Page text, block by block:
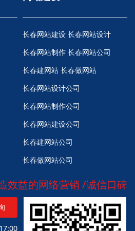
长春网站建设 长春网站设计
长春网站制作 长春网站公司
长春建网站 长春做网站
长春网站设计公司
长春网站制作公司
长春网站建设公司
长春建网站公司
长春做网站公司
效益的网络营销 /诚信口碑